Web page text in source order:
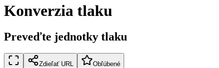
Konverzia tlaku
Preveďte jednotky tlaku
Zdieľať URL Obľúbené